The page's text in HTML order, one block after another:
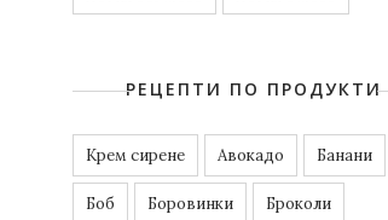
РЕЦЕПТИ ПО ПРОДУКТИ
Kрем сирене Авокадо Банани
Боб Боровинки Броколи